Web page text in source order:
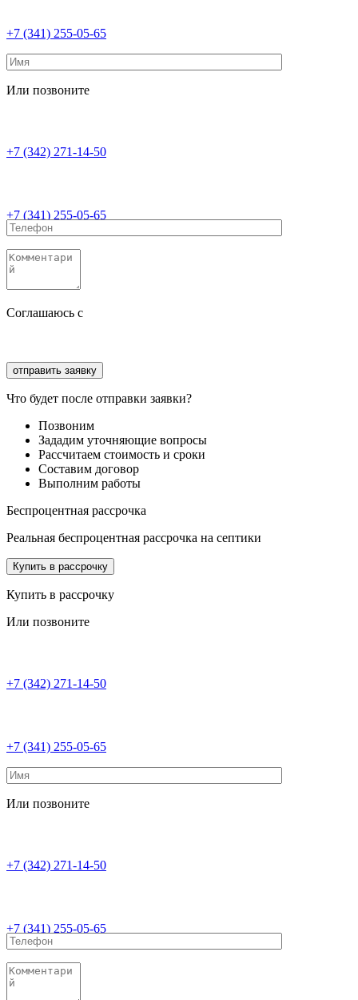
+7 (341) 255-05-65
Или позвоните
+7 (342) 271-14-50
+7 (341) 255-05-65
Соглашаюсь с
Что будет после отправки заявки?
Позвоним
Зададим уточняющие вопросы
Рассчитаем стоимость и сроки
Составим договор
Выполним работы
Беспроцентная рассрочка
Реальная беспроцентная рассрочка на септики
Купить в рассрочку
Купить в рассрочку
Или позвоните
+7 (342) 271-14-50
+7 (341) 255-05-65
Или позвоните
+7 (342) 271-14-50
+7 (341) 255-05-65